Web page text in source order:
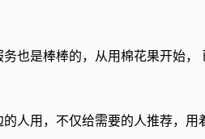
也是棒棒的，从用棉花果开始
人用，不仅给需要的人推荐，